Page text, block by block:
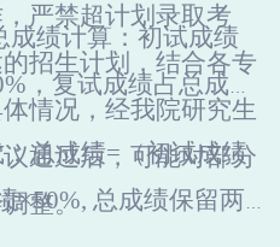
严禁超计划录取考
招生计划，结合各专
情况，经我院研究生
通过后，可能对部分
整。
成绩计算：初试成绩
，复试成绩占总成绩
总成绩=（初试成绩
×50%, 总成绩保留两